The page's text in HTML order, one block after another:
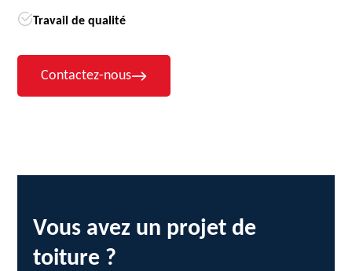
Travail de qualité
Contactez-nous
Vous avez un projet de
toiture ?